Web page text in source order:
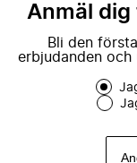
Anmäl
Bli den
erbjudanden